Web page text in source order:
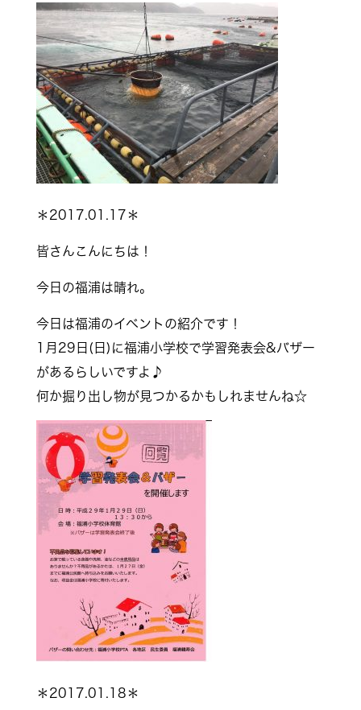
＊2017.01.17＊
皆さんこんにちは！
今日の福浦は晴れ。
今日は福浦のイベントの紹介です！
1月29日(日)に福浦小学校で学習発表会&バザー
があるらしいですよ♪
何か掘り出し物が見つかるかもしれませんね☆
＊2017.01.18＊